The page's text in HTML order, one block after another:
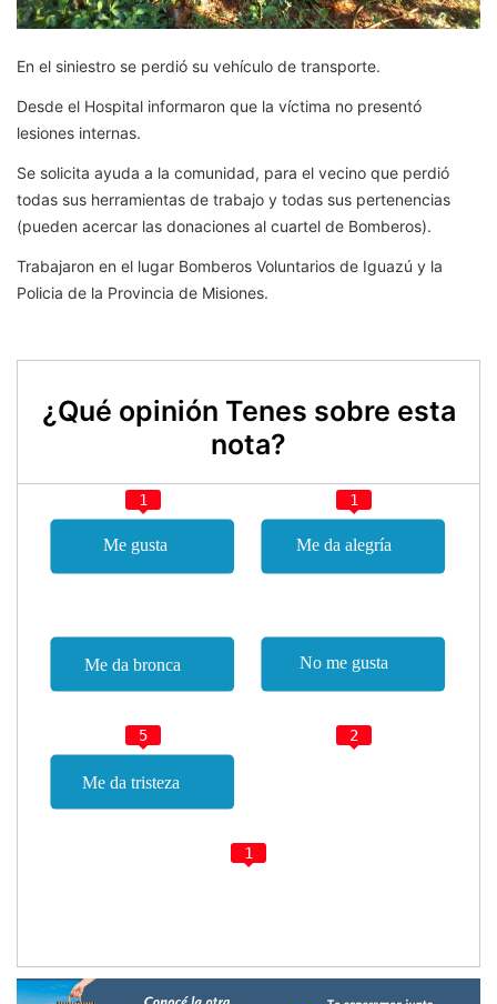
En el siniestro se perdió su vehículo de transporte.
Desde el Hospital informaron que la víctima no presentó
lesiones internas.
Se solicita ayuda a la comunidad, para el vecino que perdió
todas sus herramientas de trabajo y todas sus pertenencias
(pueden acercar las donaciones al cuartel de Bomberos).
Trabajaron en el lugar Bomberos Voluntarios de Iguazú y la
Policia de la Provincia de Misiones.
¿Qué opinión Tenes sobre esta
nota?
1 1
5 2
1